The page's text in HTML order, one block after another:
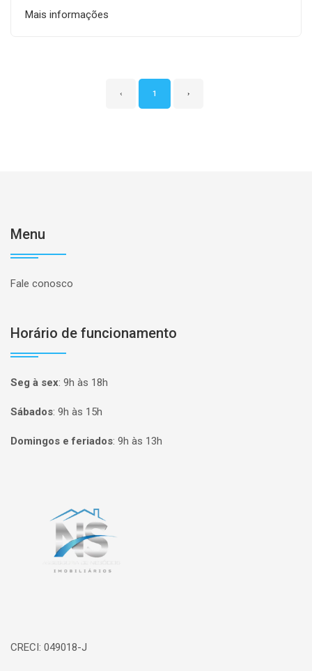
Mais informações
‹ 1 ›
Menu
Fale conosco
Horário de funcionamento
Seg à sex: 9h às 18h
Sábados: 9h às 15h
Domingos e feriados: 9h às 13h
CRECI: 049018-J